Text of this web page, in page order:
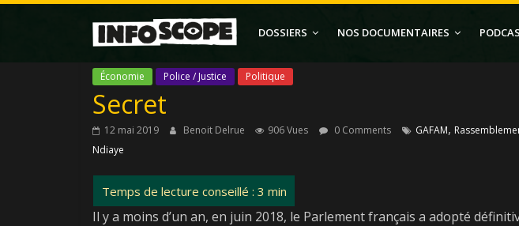
Passer
DOSSIERS NOS DOCUMENTAIRES
Économie Police / Justice Politique
Secret
12 mai 2019 Benoit Delrue 906 Vues 0 Comments GAFAM,
Ndiaye
Il y a moins d’un an, en juin 2018, le Parlement français a adopté